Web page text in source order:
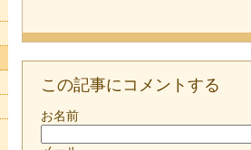
この記事にコメントする
お名前